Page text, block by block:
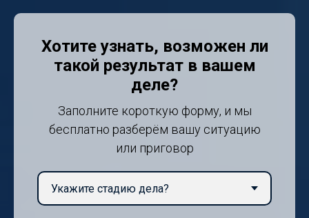
Хотите узнать, возможен ли
такой результат в вашем
деле?
Заполните короткую форму, и мы
бесплатно разберём вашу ситуацию
или приговор